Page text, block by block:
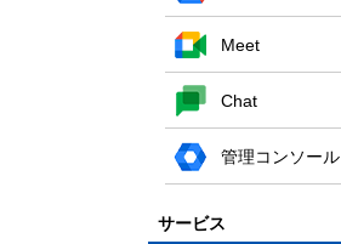
Meet
Chat
管理コンソール
サービス